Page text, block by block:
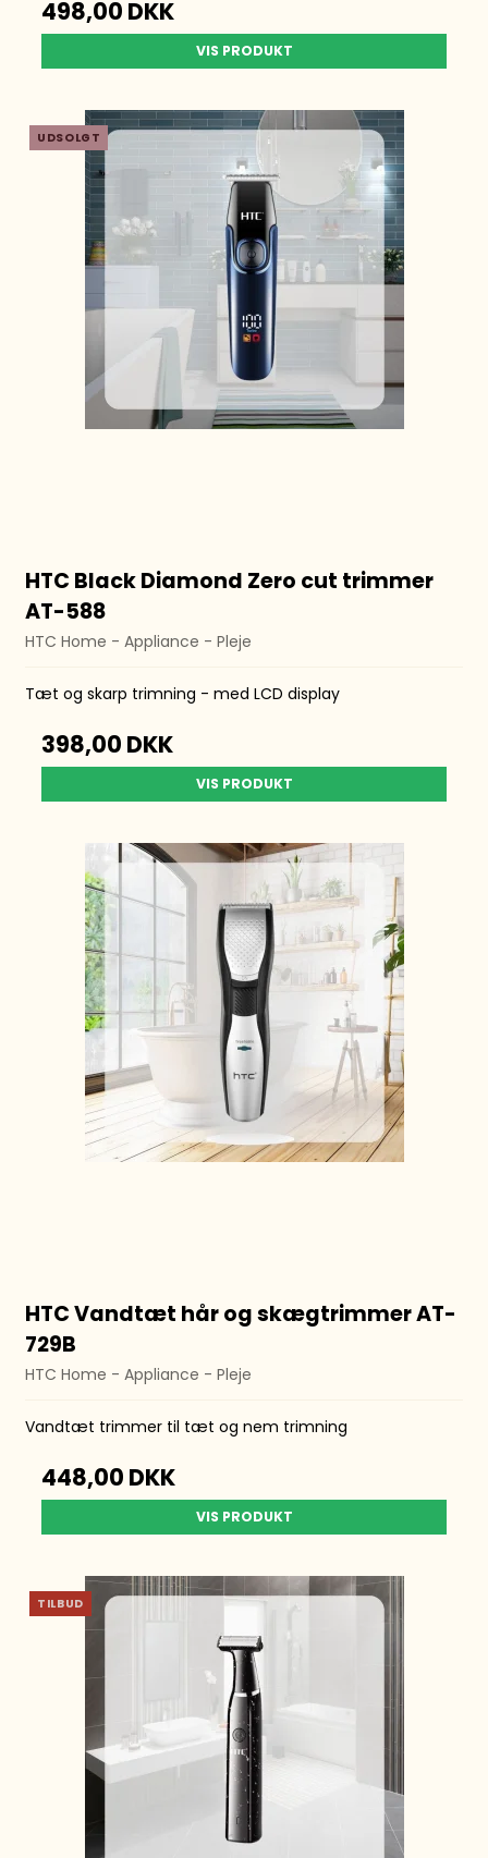
498,00 DKK
VIS PRODUKT
UDSOLGT
HTC Black Diamond Zero cut trimmer
AT-588
HTC Home - Appliance - Pleje
Tæt og skarp trimning - med LCD display
398,00 DKK
VIS PRODUKT
HTC Vandtæt hår og skægtrimmer AT-
729B
HTC Home - Appliance - Pleje
Vandtæt trimmer til tæt og nem trimning
448,00 DKK
VIS PRODUKT
TILBUD